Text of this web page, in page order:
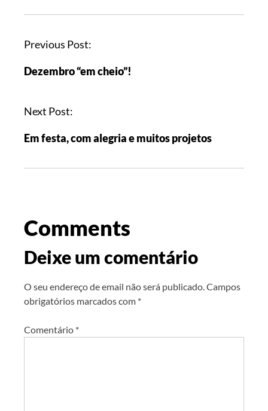
Previous Post:
Dezembro “em cheio”!
Next Post:
Em festa, com alegria e muitos projetos
Comments
Deixe um comentário
O seu endereço de email não será publicado.Campos
obrigatórios marcados com *
Comentário *